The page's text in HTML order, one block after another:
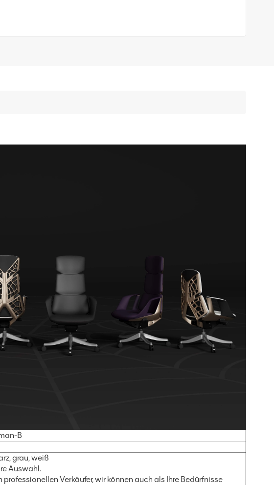
B
grau, weiß
Auswahl.
professionellen Verkäufer, wir können auch als Ihre Bedürfnisse